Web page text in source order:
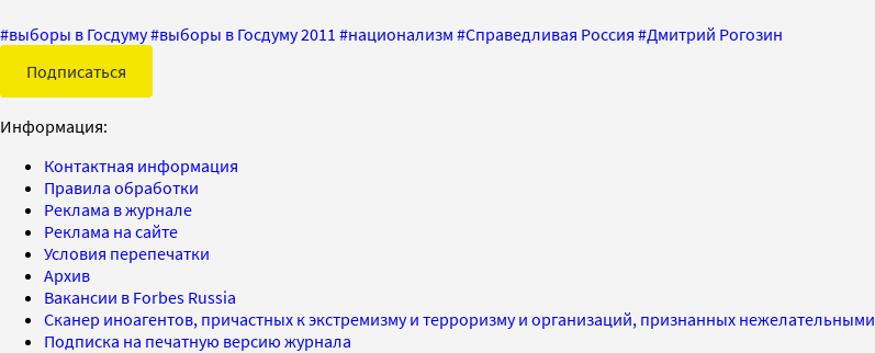
#выборы в Госдуму#выборы в Госдуму 2011 #национализм #Справедливая Россия #Дмитрий Рогозин
Подписаться
Информация:
Контактная информация
Правила обработки
Реклама в журнале
Реклама на сайте
Условия перепечатки
Архив
Вакансии в Forbes Russia
Сканер иноагентов, причастных к экстремизму и терроризму и организаций, признанных нежелательными
Подписка на печатную версию журнала